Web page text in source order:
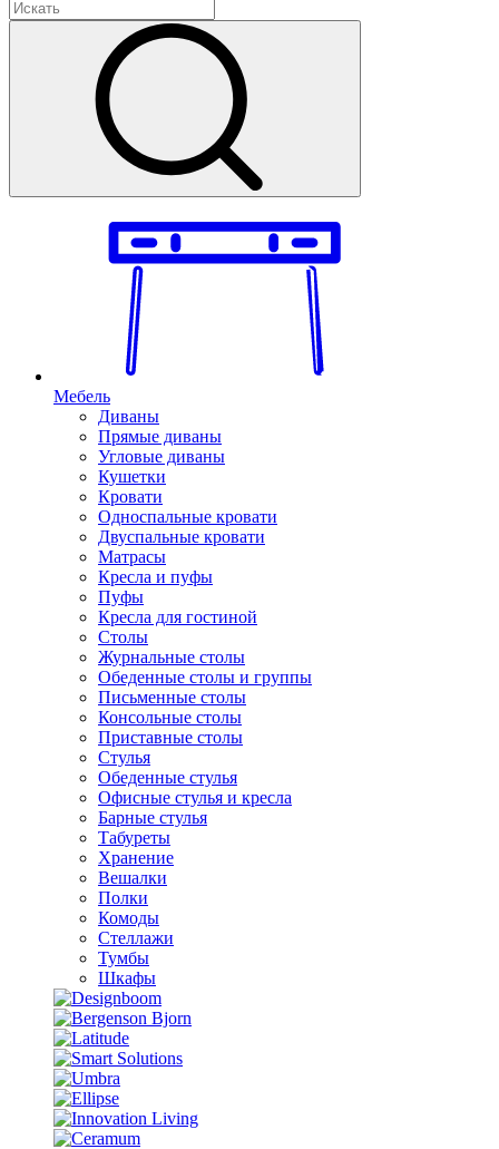
Мебель
Диваны
Прямые диваны
Угловые диваны
Кушетки
Кровати
Односпальные кровати
Двуспальные кровати
Матрасы
Кресла и пуфы
Пуфы
Кресла для гостиной
Столы
Журнальные столы
Обеденные столы и группы
Письменные столы
Консольные столы
Приставные столы
Стулья
Обеденные стулья
Офисные стулья и кресла
Барные стулья
Табуреты
Хранение
Вешалки
Полки
Комоды
Стеллажи
Тумбы
Шкафы